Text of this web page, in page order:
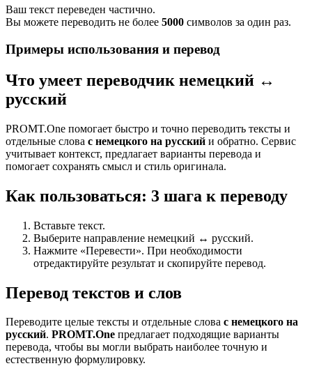
Ваш текст переведен частично.
Вы можете переводить не более 5000 символов за один раз.
Примеры использования и перевод
Что умеет переводчик немецкий ↔
русский
PROMT.One помогает быстро и точно переводить тексты и
отдельные слова с немецкого на русский и обратно. Сервис
учитывает контекст, предлагает варианты перевода и
помогает сохранять смысл и стиль оригинала.
Как пользоваться: 3 шага к переводу
Вставьте текст.
Выберите направление немецкий ↔ русский.
Нажмите «Перевести». При необходимости
отредактируйте результат и скопируйте перевод.
Перевод текстов и слов
Переводите целые тексты и отдельные слова с немецкого на
русский. PROMT.One предлагает подходящие варианты
перевода, чтобы вы могли выбрать наиболее точную и
естественную формулировку.